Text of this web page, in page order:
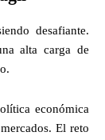
desafiante.
alta carga de
económica
El reto